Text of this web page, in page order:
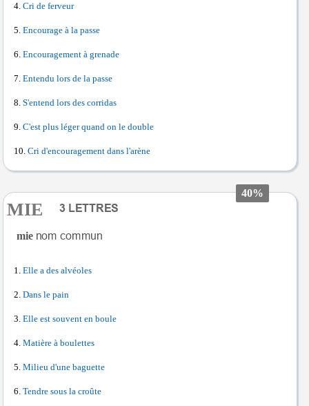
Cri de ferveur
Encourage à la passe
Encouragement à grenade
Entendu lors de la passe
S'entend lors des corridas
C'est plus léger quand on le double
Cri d'encouragement dans l'arène
40%
MIE
mie
Elle a des alvéoles
Dans le pain
Elle est souvent en boule
Matière à boulettes
Milieu d'une baguette
Tendre sous la croûte